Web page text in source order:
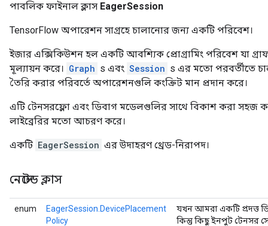
পাবলিক ফাইনাল ক্লাস EagerSession
TensorFlow অপারেশন সাগ্রহে চালানোর জন্য একটি পরিবেশ।
ইজার এক্সিকিউশন হল একটি আবশ্যিক প্রোগ্রামিং পরিবেশ যা
মূল্যায়ন করে। Graph s এবং Session s এর মতো পরবর্তীতে
তৈরি করার পরিবর্তে অপারেশনগুলি কংক্রিট মান প্রদান করে।
এটি টেনসরফ্লো এবং ডিবাগ মডেলগুলির সাথে বিকাশ করা সহজ
লাইব্রেরির মতো আচরণ করে।
একটি EagerSession এর উদাহরণ থ্রেড-নিরাপদ।
নেস্টেড ক্লাস
enum
EagerSession.DevicePlacement
Policy
যখন আমরা একটি প্রদত্ত
কিন্তু কিছু ইনপুট টেনসর